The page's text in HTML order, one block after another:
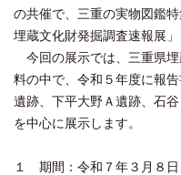
の共催で、三重の実物図鑑
埋蔵文化財発掘調査速報展」
今回の展示では、三重県
料の中で、令和５年度に報
遺跡、下平大野Ａ遺跡、石
を中心に展示します。
１ 期間：令和７年３月８